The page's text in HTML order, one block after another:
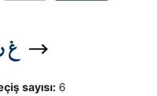
غ ر م
sayısı: 6